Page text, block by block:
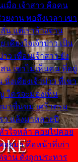
เมื่อ เจ้าสาว คือคน
งาน พอถึงเวลา เขา
น แต่เราล้างจาน
คียงใจเจ้าบ่าว เป็น
ว เพื่อนเจ้าสาว ยัง
น เขาไม่เห็นคน ที่อยู่
งเคียงเจ้าบ่าว ที่เขา
ใครจะมองเห็น
มาขื่นขม เศร้าตรม
า แล้งมาหลายปี
วใจหล้า คอยไปคอย
อยมา คือหน้าที่เก่า
จาน ดั่งถูกประหาร